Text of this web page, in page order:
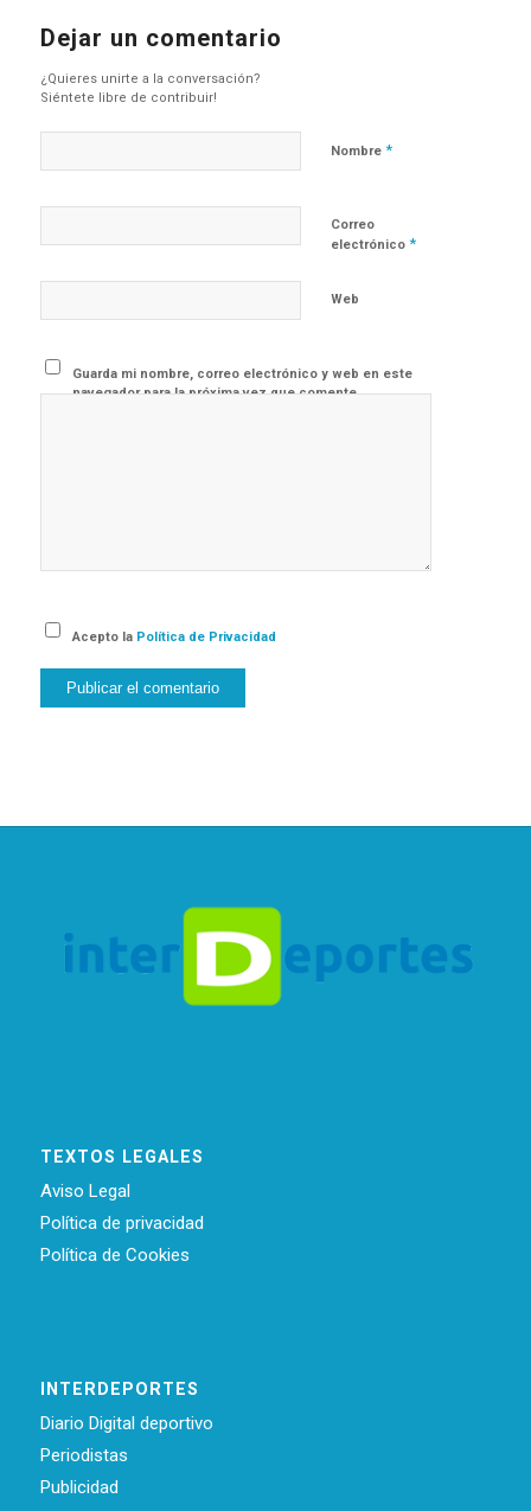
Dejar un comentario
¿Quieres unirte a la conversación?
Siéntete libre de contribuir!
Nombre *
Correo
electrónico *
Web
Guarda mi nombre, correo electrónico y web en este
navegador para la próxima vez que comente.
Acepto la Política de Privacidad
TEXTOS LEGALES
Aviso Legal
Política de privacidad
Política de Cookies
INTERDEPORTES
Diario Digital deportivo
Periodistas
Publicidad